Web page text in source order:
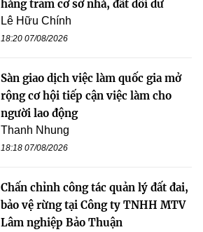
hàng trăm cơ sở nhà, đất dôi dư
Lê Hữu Chính
18:20 07/08/2026
Sàn giao dịch việc làm quốc gia mở
rộng cơ hội tiếp cận việc làm cho
người lao động
Thanh Nhung
18:18 07/08/2026
Chấn chỉnh công tác quản lý đất đai,
bảo vệ rừng tại Công ty TNHH MTV
Lâm nghiệp Bảo Thuận